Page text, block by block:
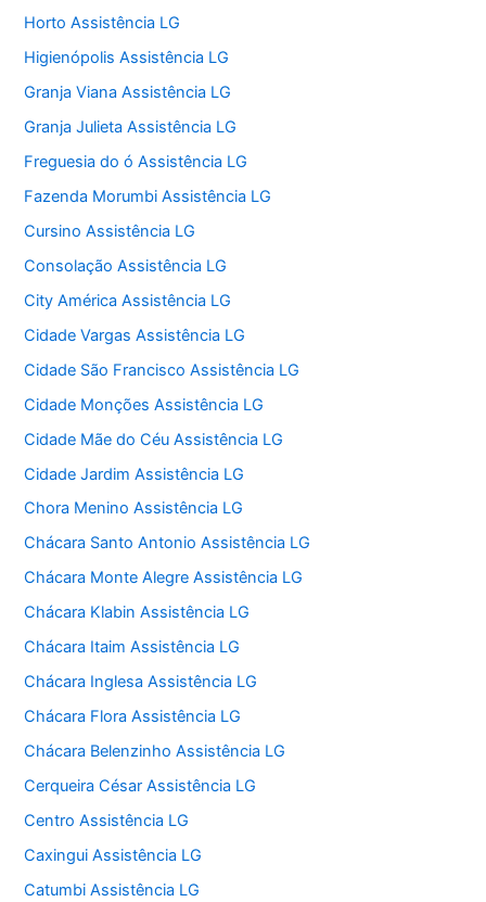
Horto Assistência LG
Higienópolis Assistência LG
Granja Viana Assistência LG
Granja Julieta Assistência LG
Freguesia do ó Assistência LG
Fazenda Morumbi Assistência LG
Cursino Assistência LG
Consolação Assistência LG
City América Assistência LG
Cidade Vargas Assistência LG
Cidade São Francisco Assistência LG
Cidade Monções Assistência LG
Cidade Mãe do Céu Assistência LG
Cidade Jardim Assistência LG
Chora Menino Assistência LG
Chácara Santo Antonio Assistência LG
Chácara Monte Alegre Assistência LG
Chácara Klabin Assistência LG
Chácara Itaim Assistência LG
Chácara Inglesa Assistência LG
Chácara Flora Assistência LG
Chácara Belenzinho Assistência LG
Cerqueira César Assistência LG
Centro Assistência LG
Caxingui Assistência LG
Catumbi Assistência LG